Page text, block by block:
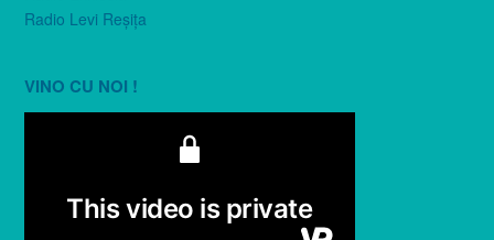
Radio Levi Reşiţa
VINO CU NOI !